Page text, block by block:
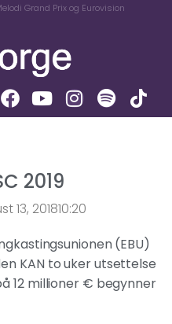
Grand Prix og Eurovision
2019
13, 201810:20
(EBU)
KAN to uker utsettelse
12 millioner € begynner